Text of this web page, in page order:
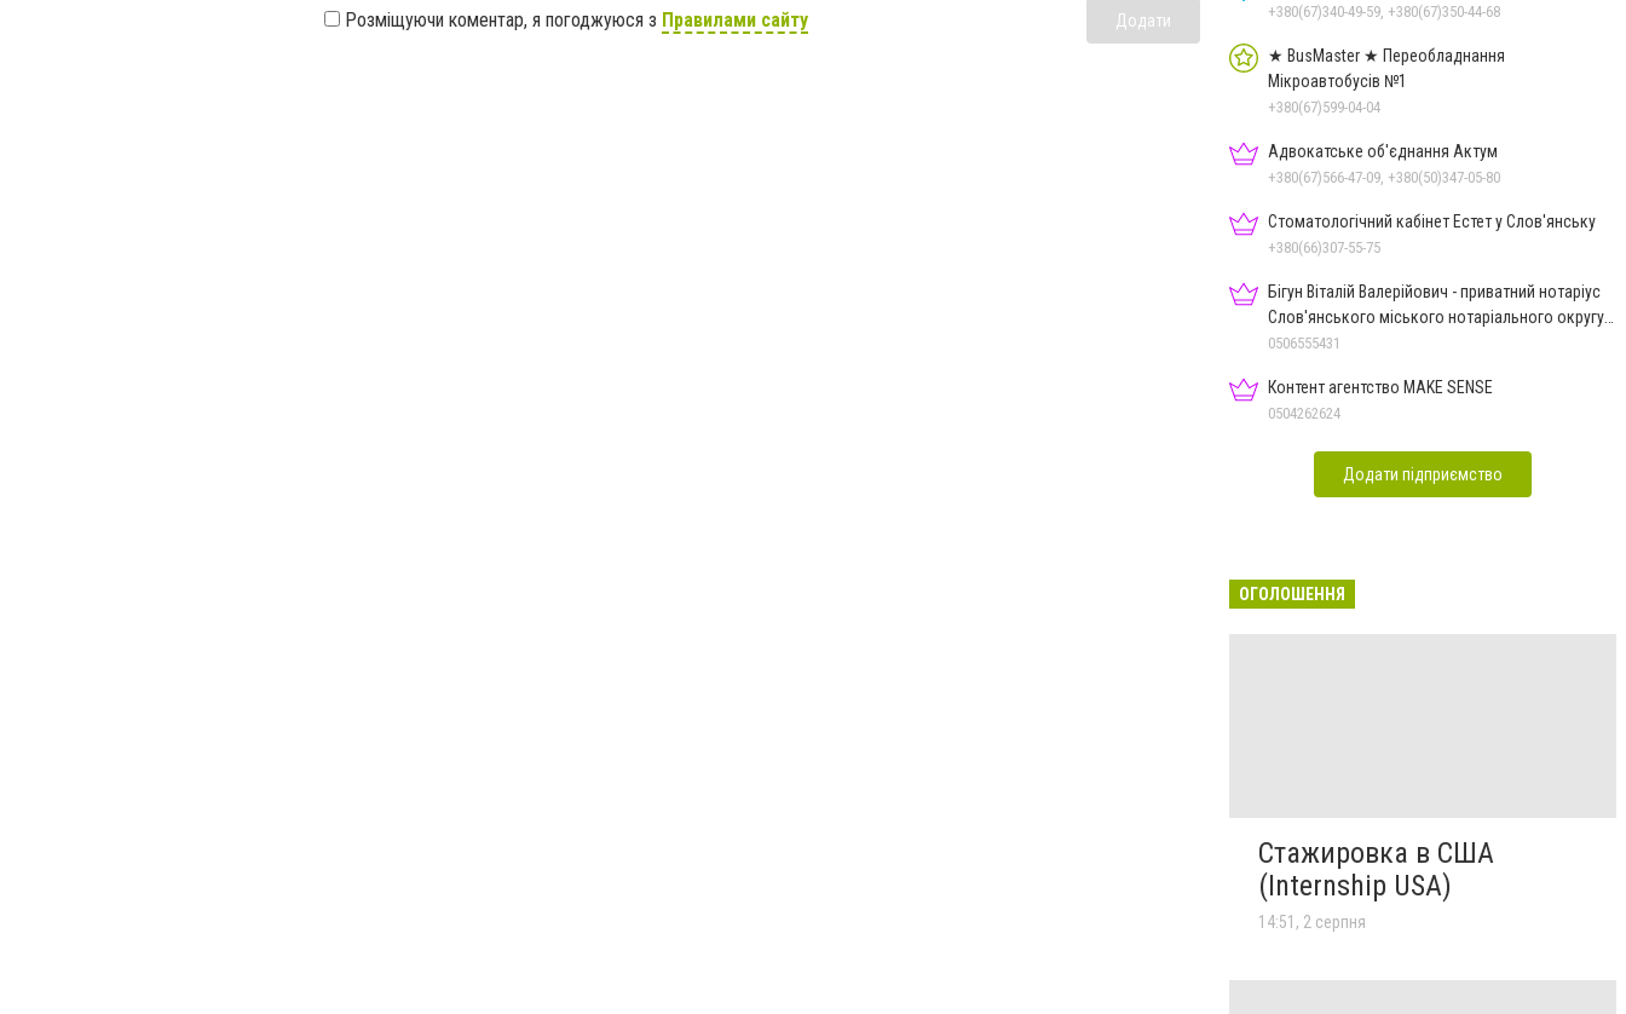
Розміщуючи коментар, я погоджуюся з Правилами сайту Додати +380(67)340-49-59, +380(67)350-44-68
★ BusMaster ★ Переобладнання
Мікроавтобусів №1
+380(67)599-04-04
Адвокатське об'єднання Актум
+380(67)566-47-09, +380(50)347-05-80
Стоматологічний кабінет Естет у Слов'янську
+380(66)307-55-75
Бігун Віталій Валерійович - приватний нотаріус
Слов'янського міського нотаріального округу
Дон.обл.
0506555431
Контент агентство MAKE SENSE
0504262624
Додати підприємство
ОГОЛОШЕННЯ
Стажировка в США
(Internship USA)
14:51, 2 серпня